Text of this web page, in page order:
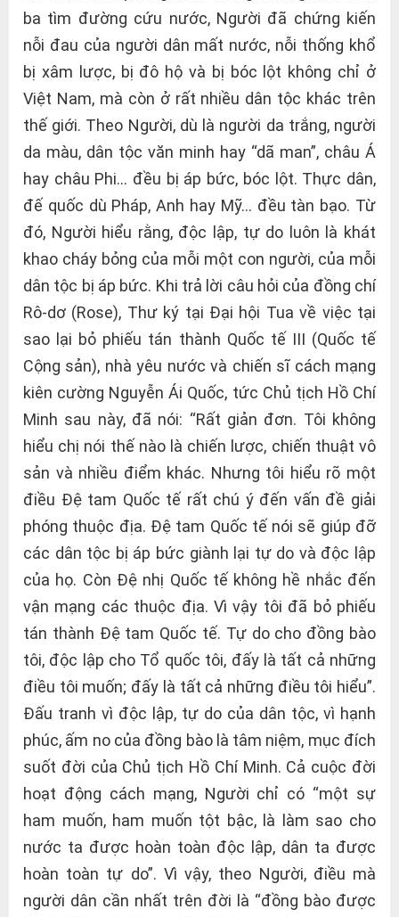
ba tìm đường cứu nước, Người đã chứng kiến
nỗi đau của người dân mất nước, nỗi thống khổ
bị xâm lược, bị đô hộ và bị bóc lột không chỉ ở
Việt Nam, mà còn ở rất nhiều dân tộc khác trên
thế giới. Theo Người, dù là người da trắng, người
da màu, dân tộc văn minh hay “dã man”, châu Á
hay châu Phi… đều bị áp bức, bóc lột. Thực dân,
đế quốc dù Pháp, Anh hay Mỹ… đều tàn bạo. Từ
đó, Người hiểu rằng, độc lập, tự do luôn là khát
khao cháy bỏng của mỗi một con người, của mỗi
dân tộc bị áp bức. Khi trả lời câu hỏi của đồng chí
Rô-dơ (Rose), Thư ký tại Đại hội Tua về việc tại
sao lại bỏ phiếu tán thành Quốc tế III (Quốc tế
Cộng sản), nhà yêu nước và chiến sĩ cách mạng
kiên cường Nguyễn Ái Quốc, tức Chủ tịch Hồ Chí
Minh sau này, đã nói: “Rất giản đơn. Tôi không
hiểu chị nói thế nào là chiến lược, chiến thuật vô
sản và nhiều điểm khác. Nhưng tôi hiểu rõ một
điều Đệ tam Quốc tế rất chú ý đến vấn đề giải
phóng thuộc địa. Đệ tam Quốc tế nói sẽ giúp đỡ
các dân tộc bị áp bức giành lại tự do và độc lập
của họ. Còn Đệ nhị Quốc tế không hề nhắc đến
vận mạng các thuộc địa. Vì vậy tôi đã bỏ phiếu
tán thành Đệ tam Quốc tế. Tự do cho đồng bào
tôi, độc lập cho Tổ quốc tôi, đấy là tất cả những
điều tôi muốn; đấy là tất cả những điều tôi hiểu”.
Đấu tranh vì độc lập, tự do của dân tộc, vì hạnh
phúc, ấm no của đồng bào là tâm niệm, mục đích
suốt đời của Chủ tịch Hồ Chí Minh. Cả cuộc đời
hoạt động cách mạng, Người chỉ có “một sự
ham muốn, ham muốn tột bậc, là làm sao cho
nước ta được hoàn toàn độc lập, dân ta được
hoàn toàn tự do”. Vì vậy, theo Người, điều mà
người dân cần nhất trên đời là “đồng bào được